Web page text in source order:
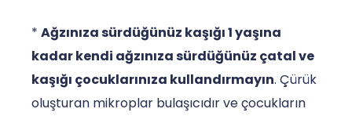
* Ağzınıza sürdüğünüz kaşığı 1 yaşına
kadar kendi ağzınıza sürdüğünüz çatal ve
kaşığı çocuklarınıza kullandırmayın. Çürük
oluşturan mikroplar bulaşıcıdır ve çocukların